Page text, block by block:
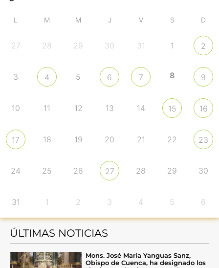
L M M J V S D
27 28 29 30 31 1 2
3 4 5 6 7 8 9
10 11 12 13 14 15 16
17 18 19 20 21 22 23
24 25 26 27 28 29 30
31 1 2 3 4 5 6
ÚLTIMAS NOTICIAS
Mons. José María Yanguas Sanz,
Obispo de Cuenca, ha designado los